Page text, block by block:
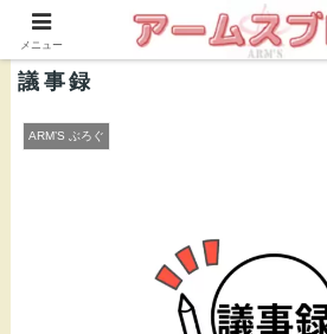
株式会社ＡＲＭ’Ｓ 公
議事録
ARM’S ぶろぐ
メニュー